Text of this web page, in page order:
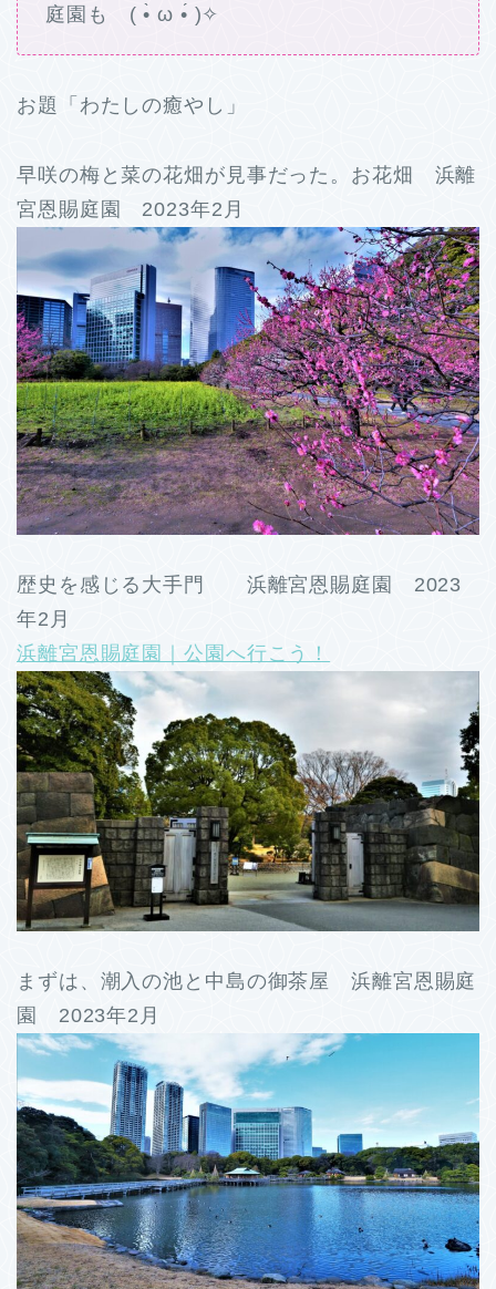
庭園も ( •̀ ω •́ )✧
お題「わたしの癒やし」
早咲の梅と菜の花畑が見事だった。お花畑 浜離
宮恩賜庭園 2023年2月
歴史を感じる大手門 浜離宮恩賜庭園 2023
年2月
浜離宮恩賜庭園｜公園へ行こう！
まずは、潮入の池と中島の御茶屋 浜離宮恩賜庭
園 2023年2月